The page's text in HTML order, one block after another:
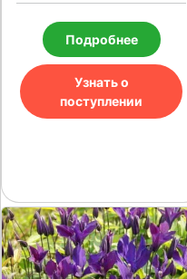
Подробнее
Узнать о
поступлении